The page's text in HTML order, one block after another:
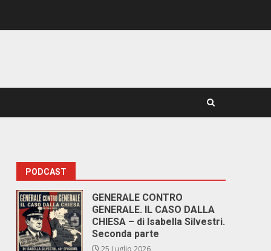
PODCAST
GENERALE CONTRO
GENERALE. IL CASO DALLA
CHIESA – di Isabella Silvestri.
Seconda parte
25 Luglio 2026